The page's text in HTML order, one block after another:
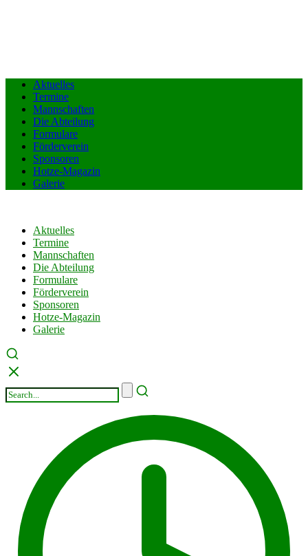
Aktuelles
Termine
Mannschaften
Die Abteilung
Formulare
Förderverein
Sponsoren
Hotze-Magazin
Galerie
Aktuelles
Termine
Mannschaften
Die Abteilung
Formulare
Förderverein
Sponsoren
Hotze-Magazin
Galerie